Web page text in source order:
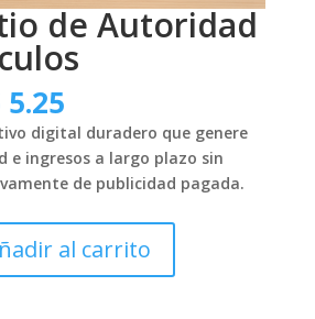
de Autoridad
13.95.
5.25El
precio
actual
es:
$ 5.25.
digital duradero que genere
e ingresos a largo plazo sin
de publicidad pagada.
al carrito